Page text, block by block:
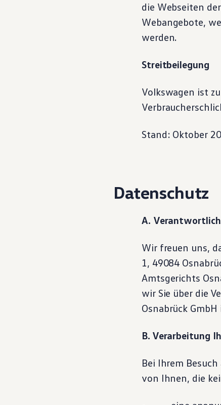
die Webseiten der
Webangebote,
werden.
Streitbeilegung
Volkswagen ist
Stand: Oktober
Datenschutz
A.
Wir freuen uns,
1, 49084
Amtsgerichts
wir Sie über die
Osnabrück
B. Verarbeitung
Bei Ihrem
von Ihnen, die